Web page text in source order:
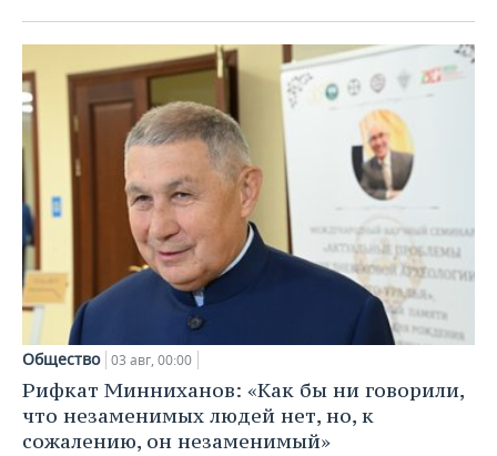
Общество 03 авг, 00:00
Рифкат Минниханов: «Как бы ни говорили,
что незаменимых людей нет, но, к
сожалению, он незаменимый»